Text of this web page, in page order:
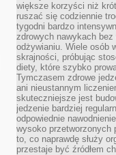
większe korzyści niż
ruszać się codziennie
tygodni bardzo
zdrowych nawykach bez
odżywianiu. Wiele osób
skrajności, próbując
diety, które szybko
Tymczasem zdrowe
ani nieustannym
skuteczniejsze jest
jedzenie bardziej
odpowiednie
wysoko przetworzonych
to, co naprawdę służy
przestaje być źródłem